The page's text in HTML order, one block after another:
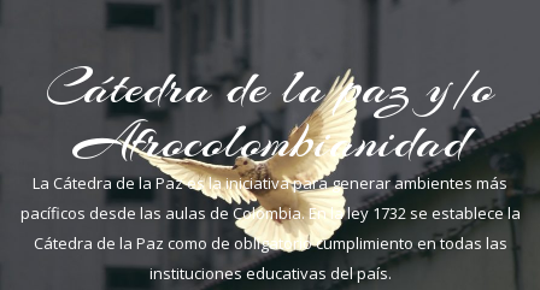
Cátedra de la paz y/o
Afrocolombianidad
La Cátedra de la Paz es la iniciativa para generar ambientes más
pacíficos desde las aulas de Colombia. En la ley 1732 se establece la
Cátedra de la Paz como de obligatorio cumplimiento en todas las
instituciones educativas del país.